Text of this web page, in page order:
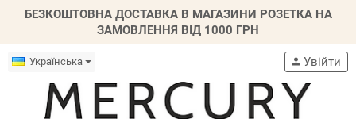
БЕЗКОШТОВНА ДОСТАВКА В МАГАЗИНИ РОЗЕТКА НА
ЗАМОВЛЕННЯ ВІД 1000 ГРН
Українська person Увійти